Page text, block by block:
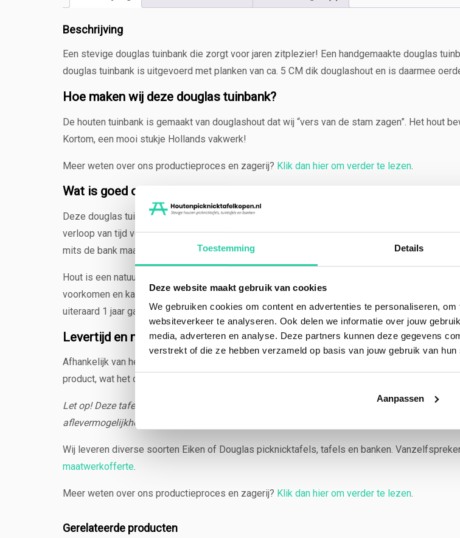
Toestemming Details
Deze website maakt gebruik van cookies
We gebruiken cookies om content en advertenties te personaliseren,
websiteverkeer te analyseren. Ook delen we informatie over jouw
media, adverteren en analyse. Deze partners kunnen deze gegevens
verstrekt of die ze hebben verzameld op basis van jouw gebruik van hun
Aanpassen
e
t
Beschrijving
Een stevige douglas tuinbank die zorgt voor jaren zitplezier! Een handgemaakte douglas
douglas tuinbank is uitgevoerd met planken van ca. 5 CM dik douglashout en is daarmee
Hoe maken wij deze douglas tuinbank?
De houten tuinbank is gemaakt van douglashout dat wij “vers van de stam zagen”. Het hout
Kortom, een mooi stukje Hollands vakwerk!
Meer weten over ons productieproces en zagerij? Klik dan hier om verder te lezen.
Wat is goed om te weten?
Deze douglas tuinbank heeft van nature een hoge duurzaamheid en is rekening houdend
verloop van tijd vergrijzen (tenzij je ‘m beits). Deze douglas bank gaat jarenlang mee en kan
mits de bank maar kan drogen.
Hout is een natuurproduct. Dit betekent dat het hout kan ‘werken’. Bij droging kan splijten of
voorkomen en kan het verkleuren. Tuinbanken kunnen niet geruild worden vanwege de
uiteraard 1 jaar garantie.
Levertijd en montage
Afhankelijk van het seizoen kan de voorraad en levertijd variëren. Doorgaans kunnen wij
product, wat het ook is, is maatwerk en dus uniek. De meeste producten worden dan ook op
Let op! Deze tafel kan niet verzonden worden via onze reguliere vervoerder i.v.m. het
aflevermogelijkheden.
Wij leveren diverse soorten Eiken of Douglas picknicktafels, tafels en banken.
maatwerkofferte.
Meer weten over ons productieproces en zagerij? Klik dan hier om verder te lezen.
Gerelateerde producten